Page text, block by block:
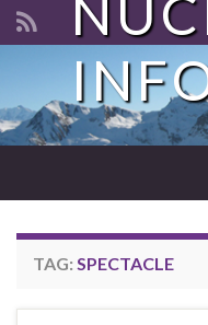
Search for:
TAG: SPECTACLE